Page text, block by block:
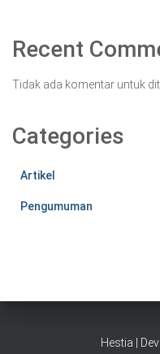
Recent
Tidak ada komentar untuk
Categories
Artikel
Pengumuman
Hestia |